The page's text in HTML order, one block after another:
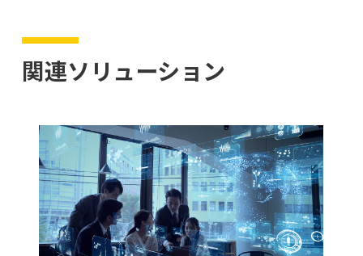
関連ソリューション